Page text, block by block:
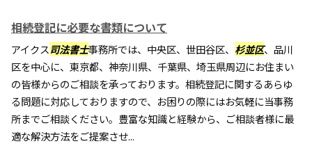
相続登記に必要な書類について
アイクス司法書士事務所では、中央区、世田谷区、 杉並区、品川
区を中心に、東京都、神奈川県、千葉県、埼玉県周辺にお住まい
の皆様からのご相談を承っております。相続登記に関するあらゆ
る問題に対応しておりますので、お困りの際にはお気軽に当事務
所までご相談ください。豊富な知識と経験から、ご相談者様に最
適な解決方法をご提案させ...